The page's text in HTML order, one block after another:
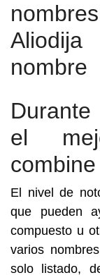
nombre
el
El nivel de
que pueden
compuesto u
varios
solo listado,